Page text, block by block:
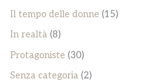
Il tempo delle donne (15)
In realtà (8)
Protagoniste (30)
Senza categoria (2)